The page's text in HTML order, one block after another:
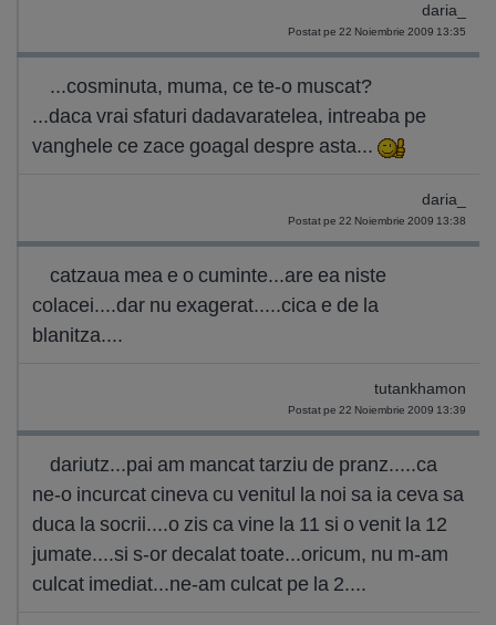
daria_
Postat pe 22 Noiembrie 2009 13:35
...cosminuta, muma, ce te-o muscat?
...daca vrai sfaturi dadavaratelea, intreaba pe
vanghele ce zace goagal despre asta...
daria_
Postat pe 22 Noiembrie 2009 13:38
catzaua mea e o cuminte...are ea niste
colacei....dar nu exagerat.....cica e de la
blanitza....
tutankhamon
Postat pe 22 Noiembrie 2009 13:39
dariutz...pai am mancat tarziu de pranz.....ca
ne-o incurcat cineva cu venitul la noi sa ia ceva sa
duca la socrii....o zis ca vine la 11 si o venit la 12
jumate....si s-or decalat toate...oricum, nu m-am
culcat imediat...ne-am culcat pe la 2....